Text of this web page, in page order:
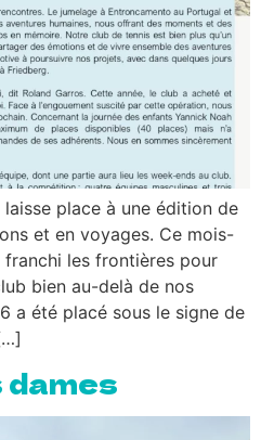
laisse place à une édition de
et en voyages. Ce mois-
franchi les frontières pour
bien au-delà de nos
a été placé sous le signe de
dames